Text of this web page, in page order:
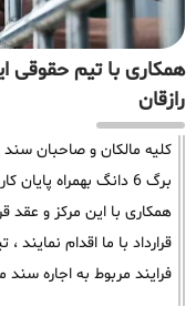
همکاری با تیم حقوقی
رازقان
کلیه مالکان و صاحبان سند
برگ 6 دانگ بهمراه
همکاری با این مرکز و عقد
قرارداد با ما اقدام نمایند
فرایند مربوط به اجاره